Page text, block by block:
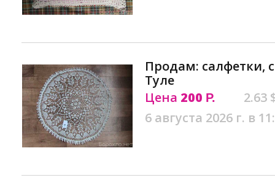
Продам: салфетки,
Туле
Цена 200 Р.
2.63
6 августа 2026 г. в